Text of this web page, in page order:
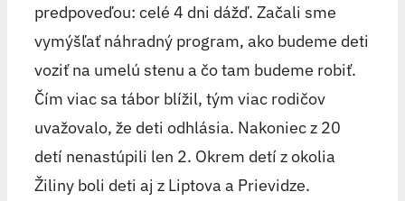
predpoveďou: celé 4 dni dážď. Začali sme
vymýšľať náhradný program, ako budeme deti
voziť na umelú stenu a čo tam budeme robiť.
Čím viac sa tábor blížil, tým viac rodičov
uvažovalo, že deti odhlásia. Nakoniec z 20
detí nenastúpili len 2. Okrem detí z okolia
Žiliny boli deti aj z Liptova a Prievidze.